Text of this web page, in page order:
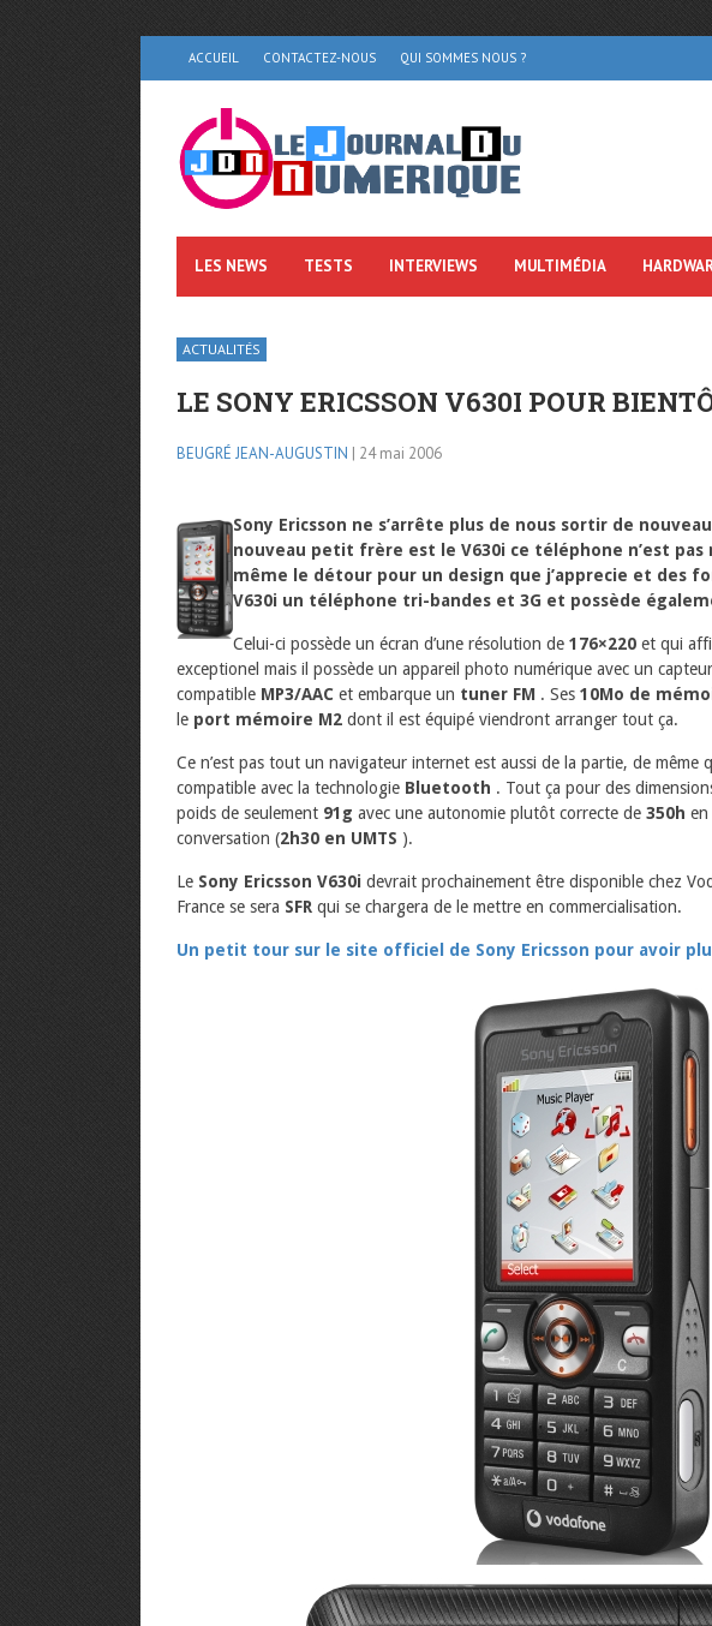
ACCUEIL CONTACTEZ-NOUS QUI SOMMES NOUS ?
LES NEWS TESTS INTERVIEWS MULTIMÉDIA
ACTUALITÉS
LE SONY ERICSSON V630I POUR
BEUGRÉ JEAN-AUGUSTIN | 24 mai 2006
Sony Ericsson ne s’arrête plus de nous sortir de
nouveau petit frère est le V630i ce téléphone n’est
même le détour pour un design que j’apprecie et des
V630i un téléphone tri-bandes et 3G et possède
Celui-ci possède un écran d’une résolution de 176×220 et qui
exceptionel mais il possède un appareil photo numérique avec un
compatible MP3/AAC et embarque un tuner FM . Ses 10Mo de
le port mémoire M2 dont il est équipé viendront arranger tout ça.
Ce n’est pas tout un navigateur internet est aussi de la partie, de même
compatible avec la technologie Bluetooth . Tout ça pour des
poids de seulement 91g avec une autonomie plutôt correcte de 350h en
conversation (2h30 en UMTS ).
Le Sony Ericsson V630i devrait prochainement être disponible chez
France se sera SFR qui se chargera de le mettre en commercialisation.
Un petit tour sur le site officiel de Sony Ericsson pour avoir